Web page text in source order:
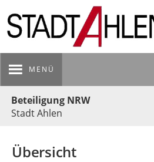
MENÜ
Beteiligung NRW
Stadt Ahlen
Übersicht